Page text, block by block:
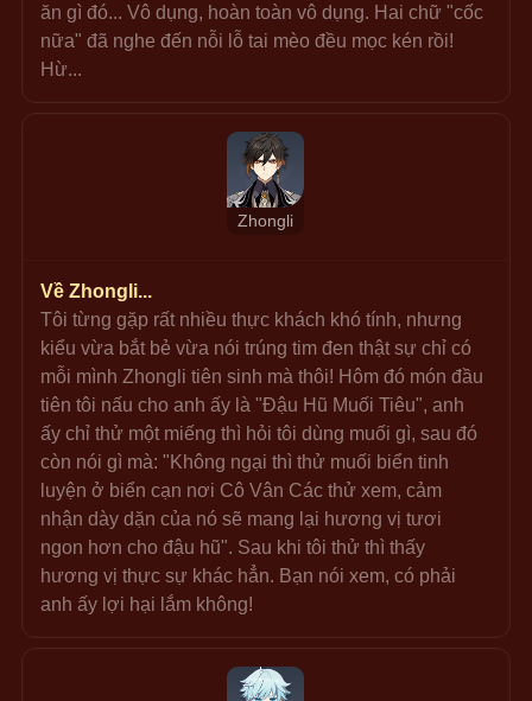
ăn gì đó... Vô dụng, hoàn toàn vô dụng. Hai chữ "cốc
nữa" đã nghe đến nỗi lỗ tai mèo đều mọc kén rồi!
Hừ...
Zhongli
Về Zhongli...
Tôi từng gặp rất nhiều thực khách khó tính, nhưng
kiểu vừa bắt bẻ vừa nói trúng tim đen thật sự chỉ có
mỗi mình Zhongli tiên sinh mà thôi! Hôm đó món đầu
tiên tôi nấu cho anh ấy là "Đậu Hũ Muối Tiêu", anh
ấy chỉ thử một miếng thì hỏi tôi dùng muối gì, sau đó
còn nói gì mà: "Không ngại thì thử muối biển tinh
luyện ở biển cạn nơi Cô Vân Các thử xem, cảm
nhận dày dặn của nó sẽ mang lại hương vị tươi
ngon hơn cho đậu hũ". Sau khi tôi thử thì thấy
hương vị thực sự khác hẳn. Bạn nói xem, có phải
anh ấy lợi hại lắm không!